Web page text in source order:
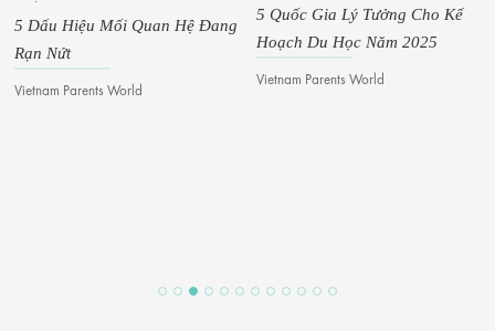
5 Dấu Hiệu Mối Quan Hệ Đang
Rạn Nứt
Vietnam Parents World
5 Quốc Gia Lý Tưởng Cho Kế
Hoạch Du Học Năm 2025
Vietnam Parents World